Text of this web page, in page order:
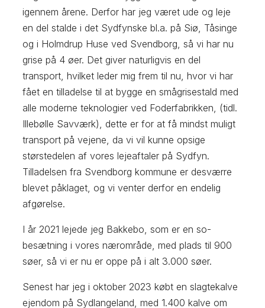
igennem årene. Derfor har jeg været ude og leje
en del stalde i det Sydfynske bl.a. på Siø, Tåsinge
og i Holmdrup Huse ved Svendborg, så vi har nu
grise på 4 øer. Det giver naturligvis en del
transport, hvilket leder mig frem til nu, hvor vi har
fået en tilladelse til at bygge en smågrisestald med
alle moderne teknologier ved Foderfabrikken, (tidl.
Illebølle Savværk), dette er for at få mindst muligt
transport på vejene, da vi vil kunne opsige
størstedelen af vores lejeaftaler på Sydfyn.
Tilladelsen fra Svendborg kommune er desværre
blevet påklaget, og vi venter derfor en endelig
afgørelse.
I år 2021 lejede jeg Bakkebo, som er en so-
besætning i vores nærområde, med plads til 900
søer, så vi er nu er oppe på i alt 3.000 søer.
Senest har jeg i oktober 2023 købt en slagtekalve
ejendom på Sydlangeland, med 1.400 kalve om